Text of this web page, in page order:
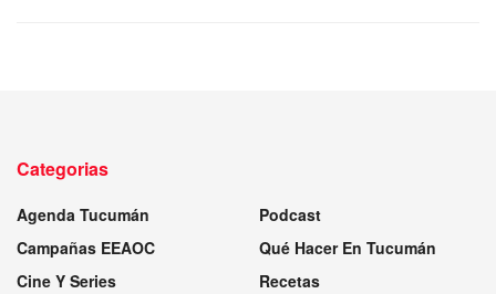
Categorias
Agenda Tucumán
Campañas EEAOC
Cine Y Series
Podcast
Qué Hacer En Tucumán
Recetas